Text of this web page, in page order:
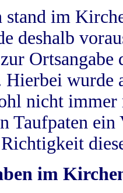
stand im
deshalb
Hierbei wurde
nicht
Taufpaten
im